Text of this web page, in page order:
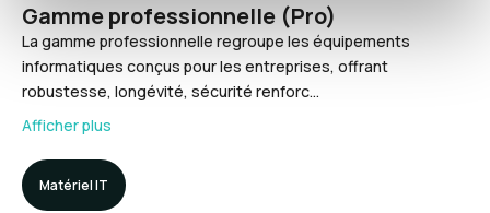
Gamme professionnelle (Pro)
La gamme professionnelle regroupe les équipements
informatiques conçus pour les entreprises, offrant
robustesse, longévité, sécurité renforc…
Afficher plus
Matériel IT